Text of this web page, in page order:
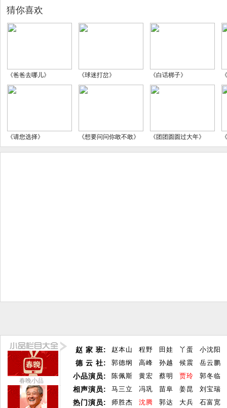
猜你喜欢
《爸爸去哪儿》 《球迷打岔》 《白话梆子》
《请您选择》 《想要问问你敢不敢》 《团团圆圆过大年》
春晚小品
赵 家 班:
德 云 社:
小品演员:
相声演员:
热门演员:
赵本山 程野 田娃 丫蛋
小沈阳
郭德纲
高峰 孙越 候震
岳云鹏
陈佩斯
黄宏 蔡明 贾玲
郭冬临
马三立
冯巩 苗阜 姜昆
刘宝瑞
师胜杰
沈腾 郭达 大兵 石富宽